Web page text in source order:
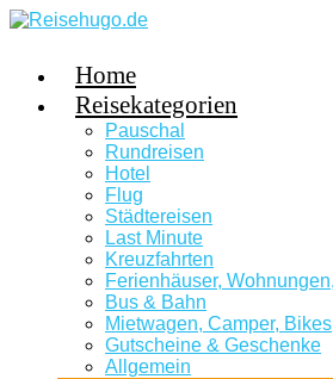
Home
Reisekategorien
Pauschal
Rundreisen
Hotel
Flug
Städtereisen
Last Minute
Kreuzfahrten
Ferienhäuser,
Bus & Bahn
Mietwagen, Camper, Bikes
Gutscheine & Geschenke
Allgemein